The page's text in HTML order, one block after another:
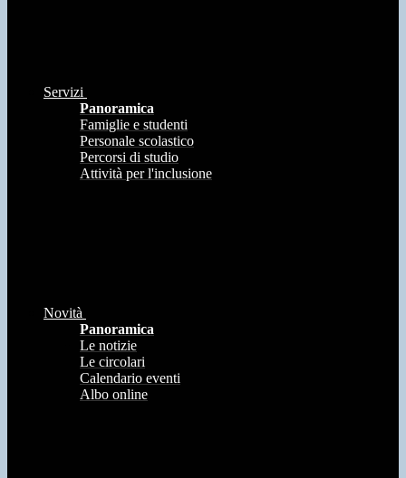
Servizi
Panoramica
Famiglie e studenti
Personale scolastico
Percorsi di studio
Attività per l'inclusione
Novità
Panoramica
Le notizie
Le circolari
Calendario eventi
Albo online